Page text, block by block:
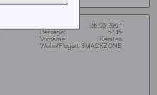
26.08.2007
Beiträge:
5745
Vorname:
Karsten
Wohn/Flugort: SMACKZONE